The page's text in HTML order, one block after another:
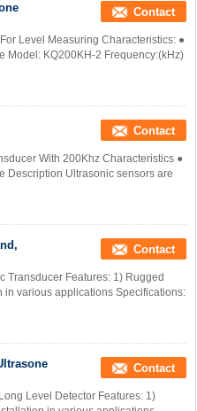
Contact
Level Measuring Characteristics: ●
Model: KQ200KH-2 Frequency:(kHz)
Contact
With 200Khz Characteristics ●
Description Ultrasonic sensors are
Contact
Transducer Features: 1) Rugged
various applications Specifications:
Contact
Level Detector Features: 1)